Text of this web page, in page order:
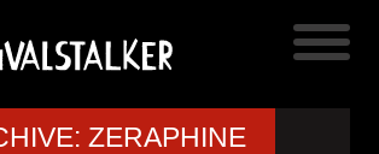
ZERAPHINE